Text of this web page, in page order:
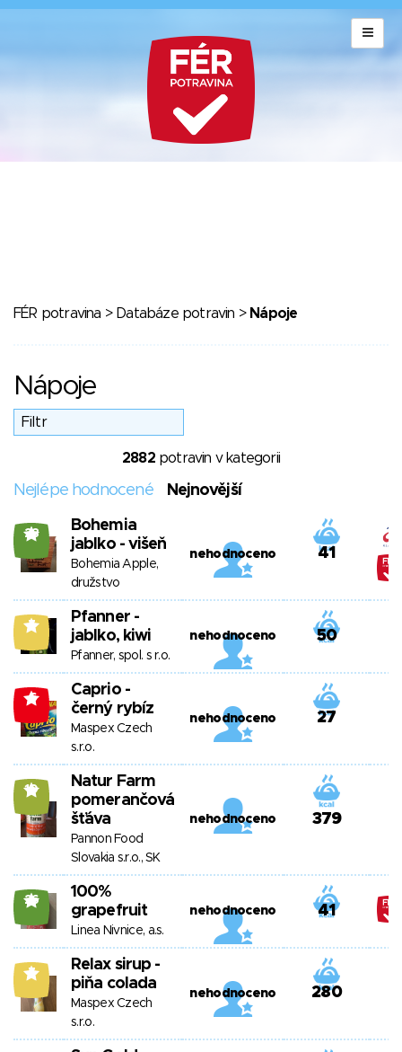
FÉR potravina > Databáze potravin > Nápoje
Nápoje
2882potravin v kategorii
Nejlépe hodnocené Nejnovější
28
Bohemia
jablko - višeň
Bohemia Apple,
družstvo
nehodnoceno 41
7
Pfanner -
jablko, kiwi
Pfanner, spol. s r.o.
nehodnoceno 50
-6
Caprio -
černý rybíz
Maspex Czech
s.r.o.
nehodnoceno 27
10
Natur Farm
pomerančová
šťáva
Pannon Food
Slovakia s.r.o., SK
nehodnoceno 379
26
100%
grapefruit
Linea Nivnice, a.s.
nehodnoceno 41
7
Relax sirup -
piňa colada
Maspex Czech
s.r.o.
nehodnoceno 280